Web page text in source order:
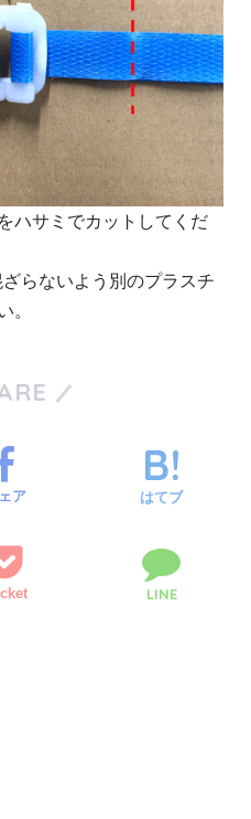
ハサミでカットしてくだ
らないよう別のプラスチ
。
ア はてブ
LINE